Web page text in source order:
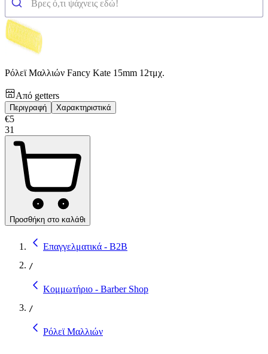
Ρόλεϊ Μαλλιών Fancy Kate 15mm 12τμχ.
Από getters
Περιγραφή Χαρακτηριστικά
€5
31
Προσθήκη στο καλάθι
Επαγγελματικά - B2B
/
Κομμωτήριο - Barber Shop
/
Ρόλεϊ Μαλλιών